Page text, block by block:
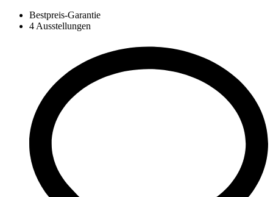
Bestpreis-Garantie
4 Ausstellungen